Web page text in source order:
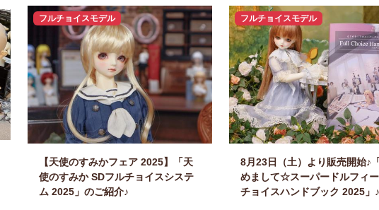
フルチョイスモデル
【天使のすみかフェア 2025】「天
使のすみか SDフルチョイスシステ
ム 2025」のご紹介♪
フルチョイスモデル
8月23日（土）より販売開始♪
めまして☆スーパードルフィ
チョイスハンドブック 2025」♪